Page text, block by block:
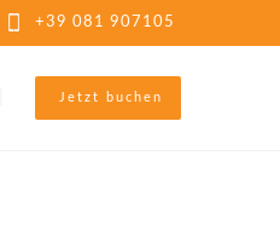
+39 081 907105
Jetzt buchen